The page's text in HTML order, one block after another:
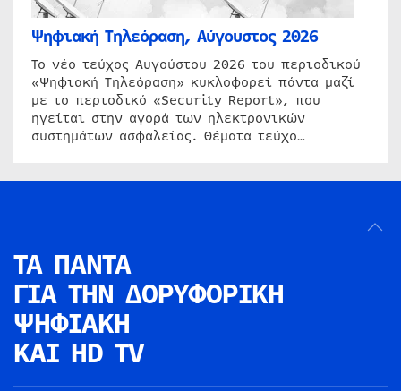
Ψηφιακή Τηλεόραση, Αύγουστος 2026
Το νέο τεύχος Αυγούστου 2026 του περιοδικού
«Ψηφιακή Τηλεόραση» κυκλοφορεί πάντα μαζί
με το περιοδικό «Security Report», που
ηγείται στην αγορά των ηλεκτρονικών
συστημάτων ασφαλείας. Θέματα τεύχο…
ΤΑ ΠΑΝΤΑ
ΓΙΑ ΤΗΝ ΔΟΡΥΦΟΡΙΚΗ
ΨΗΦΙΑΚΗ
ΚΑΙ HD TV